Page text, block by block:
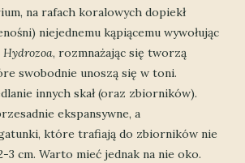
na rafach koralowych dopiekł
niejednemu kąpiącemu wywołując
Hydrozoa, rozmnażając się tworzą
swobodnie unoszą się w toni.
innych skał (oraz zbiorników).
ekspansywne, a
które trafiają do zbiorników nie
3 cm. Warto mieć jednak na nie oko.